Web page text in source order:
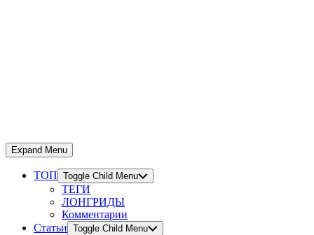
Expand Menu
ТОП Toggle Child Menu
ТЕГИ
ЛОНГРИДЫ
Комментарии
Статьи Toggle Child Menu